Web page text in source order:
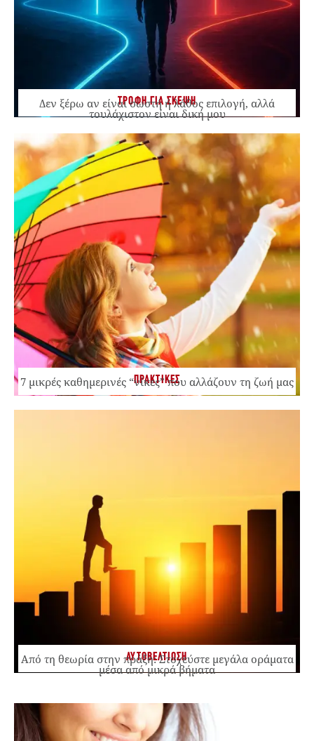
ΤΡΟΦΗ ΓΙΑ ΣΚΕΨΗ
Δεν ξέρω αν είναι σωστή ή λάθος επιλογή, αλλά
τουλάχιστον είναι δική μου
ΠΡΑΚΤΙΚΕΣ
7 μικρές καθημερινές “νίκες” που αλλάζουν τη ζωή μας
ΑΥΤΟΒΕΛΤΙΩΣΗ
Από τη θεωρία στην πράξη: Στοχεύστε μεγάλα οράματα
μέσα από μικρά βήματα